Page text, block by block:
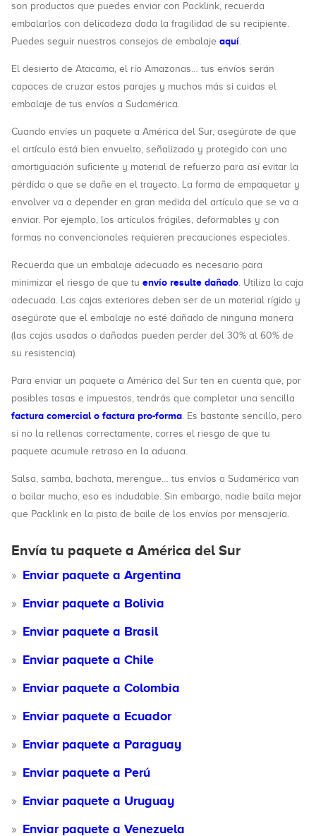
son productos que puedes enviar con Packlink, recuerda
embalarlos con delicadeza dada la fragilidad de su recipiente.
Puedes seguir nuestros consejos de embalaje aquí.
El desierto de Atacama, el río Amazonas… tus envíos serán
capaces de cruzar estos parajes y muchos más si cuidas el
embalaje de tus envíos a Sudamérica.
Cuando envíes un paquete a América del Sur, asegúrate de que
el artículo está bien envuelto, señalizado y protegido con una
amortiguación suficiente y material de refuerzo para así evitar la
pérdida o que se dañe en el trayecto. La forma de empaquetar y
envolver va a depender en gran medida del artículo que se va a
enviar. Por ejemplo, los artículos frágiles, deformables y con
formas no convencionales requieren precauciones especiales.
Recuerda que un embalaje adecuado es necesario para
minimizar el riesgo de que tu envío resulte dañado. Utiliza la caja
adecuada. Las cajas exteriores deben ser de un material rígido y
asegúrate que el embalaje no esté dañado de ninguna manera
(las cajas usadas o dañadas pueden perder del 30% al 60% de
su resistencia).
Para enviar un paquete a América del Sur ten en cuenta que, por
posibles tasas e impuestos, tendrás que completar una sencilla
factura comercial o factura pro-forma. Es bastante sencillo, pero
si no la rellenas correctamente, corres el riesgo de que tu
paquete acumule retraso en la aduana.
Salsa, samba, bachata, merengue… tus envíos a Sudamérica van
a bailar mucho, eso es indudable. Sin embargo, nadie baila mejor
que Packlink en la pista de baile de los envíos por mensajería.
Envía tu paquete a América del Sur
Enviar paquete a Argentina
Enviar paquete a Bolivia
Enviar paquete a Brasil
Enviar paquete a Chile
Enviar paquete a Colombia
Enviar paquete a Ecuador
Enviar paquete a Paraguay
Enviar paquete a Perú
Enviar paquete a Uruguay
Enviar paquete a Venezuela